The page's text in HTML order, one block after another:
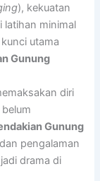
), kekuatan
latihan minimal
utama
Gunung
diri
Gunung
pengalaman
drama di